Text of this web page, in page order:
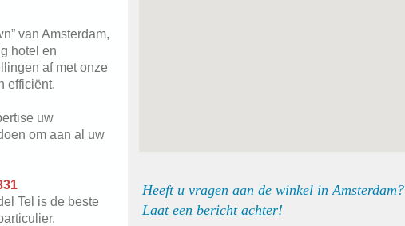
Heeft u vragen aan de winkel in Amsterdam?
Laat een bericht achter!
van Amsterdam,
hotel en
af met onze
efficiënt.
uw
om aan al uw
Tel is de beste